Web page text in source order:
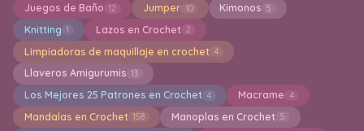
Juegos de Baño 12 Jumper 10 Kimonos 5
Knitting 1 Lazos en Crochet 2
Limpiadoras de maquillaje en crochet 4
Llaveros Amigurumis 13
Los Mejores 25 Patrones en Crochet 4 Macrame 4
Mandalas en Crochet 158 Manoplas en Crochet 5